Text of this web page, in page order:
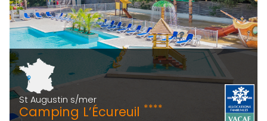
St Augustin s/mer
Camping L’Écureuil ****